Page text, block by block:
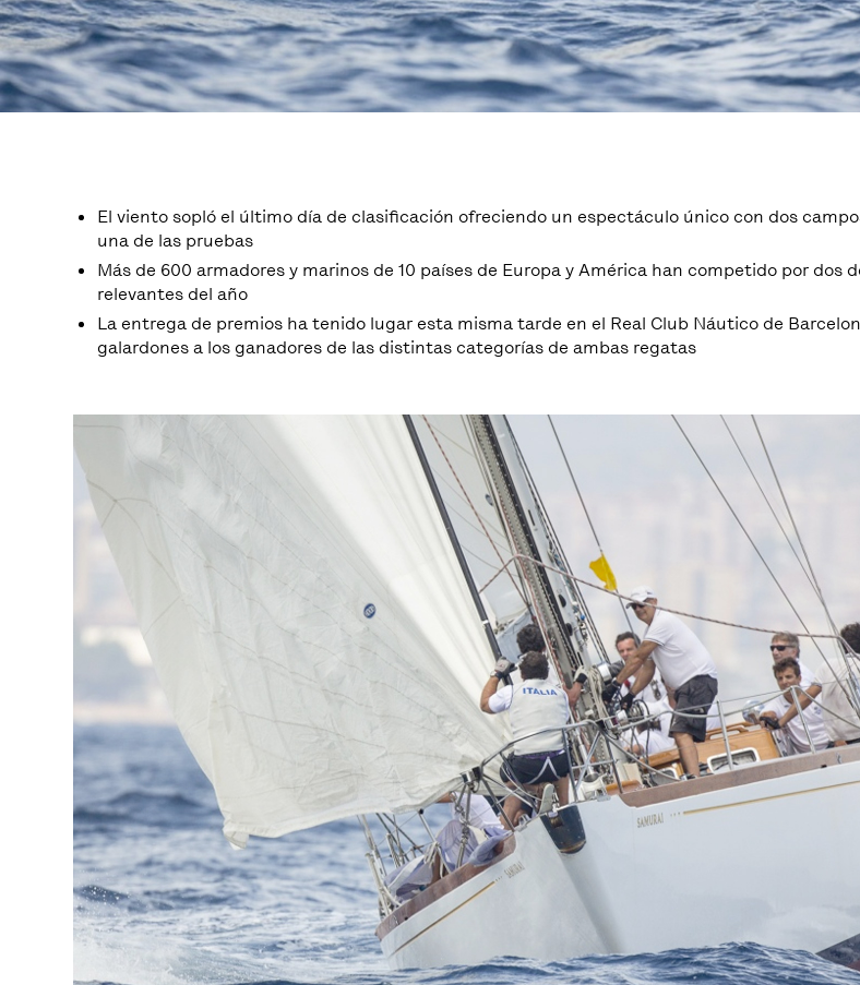
El viento sopló el último día de clasificación ofreciendo un espectáculo único con dos
una de las pruebas
Más de 600 armadores y marinos de 10 países de Europa y América han competido por dos
relevantes del año
La entrega de premios ha tenido lugar esta misma tarde en el Real Club Náutico de
galardones a los ganadores de las distintas categorías de ambas regatas